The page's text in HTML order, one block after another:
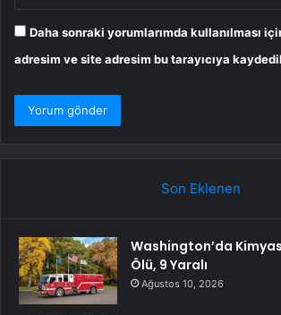
Daha sonraki yorumlarımda kullanılması
adresim ve site adresim bu tarayıcıya
Son Eklenen
Washington’da
Ölü, 9 Yaralı
Ağustos 10, 2026